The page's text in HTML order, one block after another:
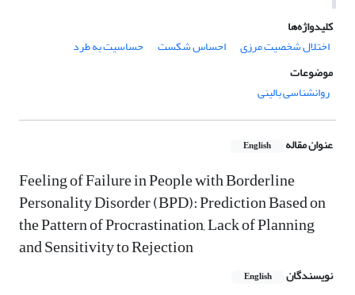
کلیدواژه‌ها
اختلال شخصیت مرزی
احساس شکست
حساسیت به طرد
موضوعات
روانشناسی بالینی
عنوان مقاله English
Feeling of Failure in People with Borderline
Personality Disorder (BPD): Prediction Based on
the Pattern of Procrastination, Lack of Planning
and Sensitivity to Rejection
نویسندگان English